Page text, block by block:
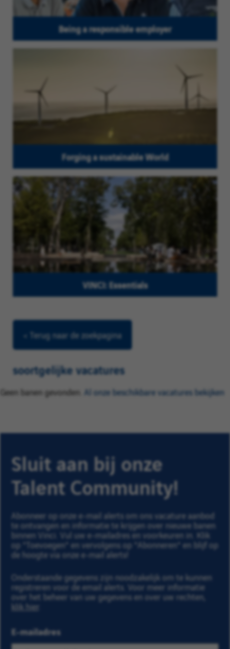
Being a responsible employer
Forging a sustainable World
VINCI: Essentials
< Terug naar de zoekpagina
soortgelijke vacatures
Geen banen gevonden. Al onze beschikbare vacatures bekijken
Sluit aan bij onze
Talent Community!
Abonneer op onze e-mail alerts om ons vacature aanbod
te ontvangen en informatie te krijgen over nieuwe banen
binnen Vinci. Vul uw e-mailadres en voorkeuren in. Klik
op "Toevoegen" en vervolgens op "Abonneren" en blijf op
de hoogte via onze e-mail alerts!
Onderstaande gegevens zijn noodzakelijk om te kunnen
registreren voor de email alerts. Voor meer informatie
over het beheer van uw gegevens en over uw rechten,
klik hier
E-mailadres